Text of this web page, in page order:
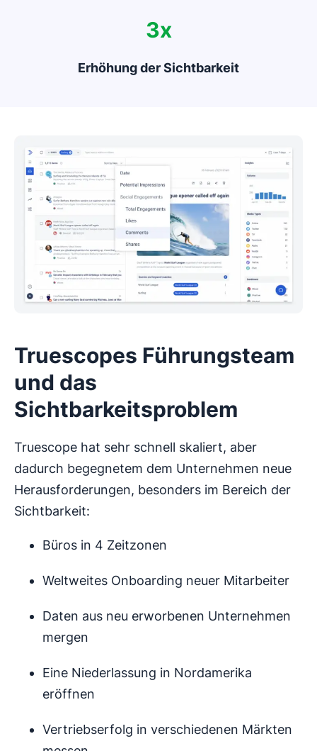
3x
Erhöhung der Sichtbarkeit
Truescopes Führungsteam
und das
Sichtbarkeitsproblem
Truescope hat sehr schnell skaliert, aber
dadurch begegnetem dem Unternehmen neue
Herausforderungen, besonders im Bereich der
Sichtbarkeit:
Büros in 4 Zeitzonen
Weltweites Onboarding neuer Mitarbeiter
Daten aus neu erworbenen Unternehmen
mergen
Eine Niederlassung in Nordamerika
eröffnen
Vertriebserfolg in verschiedenen Märkten